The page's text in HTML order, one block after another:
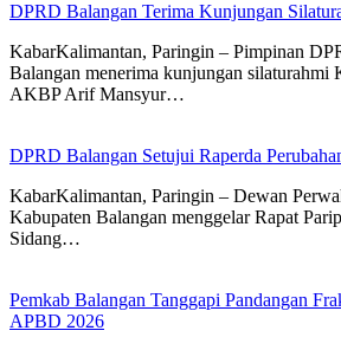
DPRD Balangan Terima Kunjungan
KabarKalimantan, Paringin – Pimpinan
Balangan menerima kunjungan silaturahmi
AKBP Arif Mansyur…
DPRD Balangan Setujui Raperda
KabarKalimantan, Paringin – Dewan
Kabupaten Balangan menggelar Rapat
Sidang…
Pemkab Balangan Tanggapi Pandangan
APBD 2026